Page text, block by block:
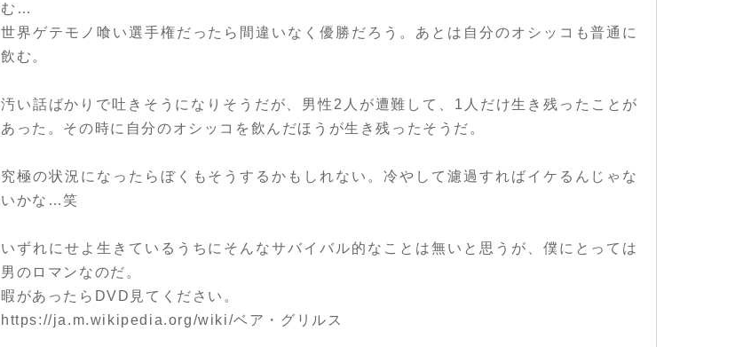
む…
世界ゲテモノ喰い選手権だったら間違いなく優勝だろう。あとは自分のオシッコも普通に
飲む。
汚い話ばかりで吐きそうになりそうだが、男性2人が遭難して、1人だけ生き残ったことが
あった。その時に自分のオシッコを飲んだほうが生き残ったそうだ。
究極の状況になったらぼくもそうするかもしれない。冷やして濾過すればイケるんじゃな
いかな…笑
いずれにせよ生きているうちにそんなサバイバル的なことは無いと思うが、僕にとっては
男のロマンなのだ。
暇があったらDVD見てください。
https://ja.m.wikipedia.org/wiki/ベア・グリルス